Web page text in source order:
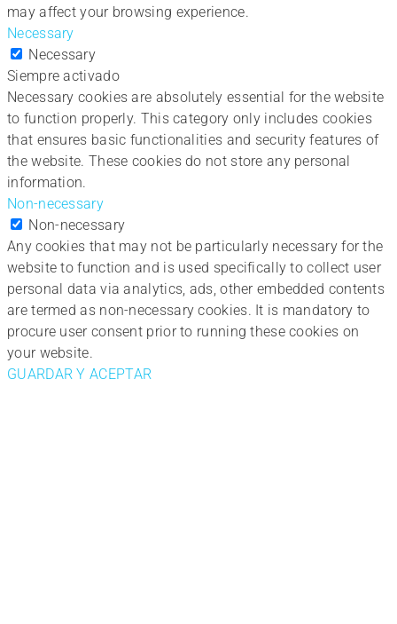
may affect your browsing experience.
Necessary
Necessary
Siempre activado
Necessary cookies are absolutely essential for the website
to function properly. This category only includes cookies
that ensures basic functionalities and security features of
the website. These cookies do not store any personal
information.
Non-necessary
Non-necessary
Any cookies that may not be particularly necessary for the
website to function and is used specifically to collect user
personal data via analytics, ads, other embedded contents
are termed as non-necessary cookies. It is mandatory to
procure user consent prior to running these cookies on
your website.
GUARDAR Y ACEPTAR